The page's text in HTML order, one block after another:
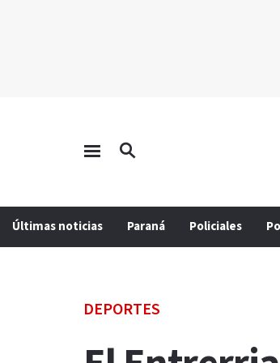
Últimas noticias Paraná Policiales
DEPORTES